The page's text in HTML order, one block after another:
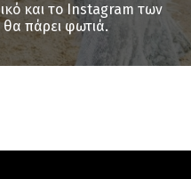
και το Instagram των
πάρει φωτιά.